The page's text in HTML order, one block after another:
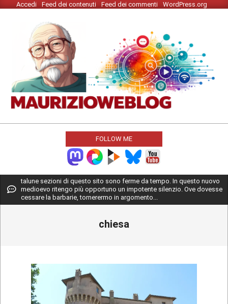
Skip Accedi Feed dei contenuti Feed dei commenti WordPress.org
MAURIZIO
WEBLOG
FOLLOW ME
Primary
Navigation
Menu
talune sezioni di questo sito sono ferme da tempo. In questo nuovo
medioevo ritengo più opportuno un impotente silenzio. Ove dovesse
cessare la barbarie, tornerermo in argomento...
chiesa